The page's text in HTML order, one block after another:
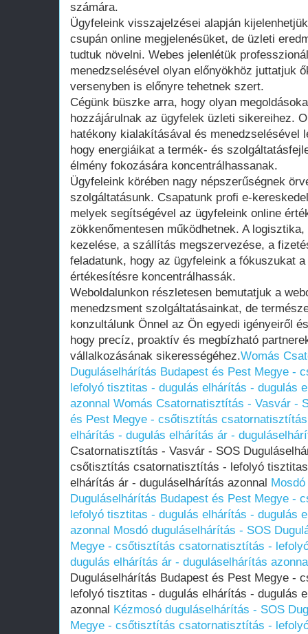
számára.
Ügyfeleink visszajelzései alapján
csupán online megjelenésüket, de üzleti
tudtuk növelni. Webes jelenlétük
menedzselésével olyan előnyökhöz juttatjuk
versenyben is előnyre tehetnek szert.
Cégünk büszke arra, hogy olyan
hozzájárulnak az ügyfelek üzleti sikereihez.
hatékony kialakításával és menedzselésével
hogy energiáikat a termék- és
élmény fokozására koncentrálhassanak.
Ügyfeleink körében nagy népszerűségnek
szolgáltatásunk. Csapatunk profi e-
melyek segítségével az ügyfeleink online
zökkenőmentesen működhetnek. A
kezelése, a szállítás megszervezése, a
feladatunk, hogy az ügyfeleink a fókuszukat
értékesítésre koncentrálhassák.
Weboldalunkon részletesen bemutatjuk a
menedzsment szolgáltatásainkat, de
konzultálunk Önnel az Ön egyedi igényeiről
hogy precíz, proaktív és megbízható
vállalkozásának sikerességéhez.Womás
Duguláselhárítás Budapest és Pest Megye -
lefolyó tisztitas - dugulás elhárítás - dugulás
azonnal Womás Csatornatisztítás - Vasvár -
és Pest Megye - csőtisztítás
elhárítás - dugulás elhárítás ár -
Csatornatisztítás - Vasvár - SOS
csőtisztítás csatornatisztítás - lefolyó
elhárítás ár - duguláselhárítás azonnal
Duguláselhárítás Budapest és Pest Megye -
lefolyó tisztitas - dugulás elhárítás - dugulás
azonnal Mosdó duguláselhárítás - SOS
Megye - csőtisztítás csatornatisztítás -
dugulás elhárítás ár - duguláselhárítás
Duguláselhárítás Budapest és Pest Megye -
lefolyó tisztitas - dugulás elhárítás - dugulás
azonnal Kézmosó duguláselhárítás - SOS
Megye - csőtisztítás csatornatisztítás -